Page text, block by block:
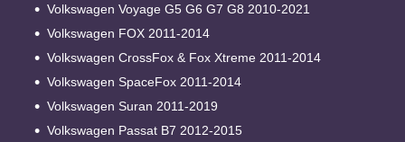
Volkswagen Voyage G5 G6 G7 G8 2010-2021
Volkswagen FOX 2011-2014
Volkswagen CrossFox & Fox Xtreme 2011-2014
Volkswagen SpaceFox 2011-2014
Volkswagen Suran 2011-2019
Volkswagen Passat B7 2012-2015